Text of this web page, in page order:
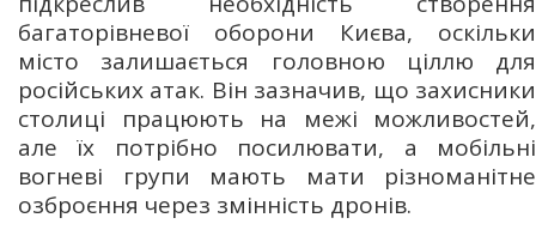
багаторівневої оборони Києва, оскільки
місто залишається головною ціллю для
російських атак. Він зазначив, що захисники
столиці працюють на межі можливостей,
але їх потрібно посилювати, а мобільні
вогневі групи мають мати різноманітне
озброєння через змінність дронів.